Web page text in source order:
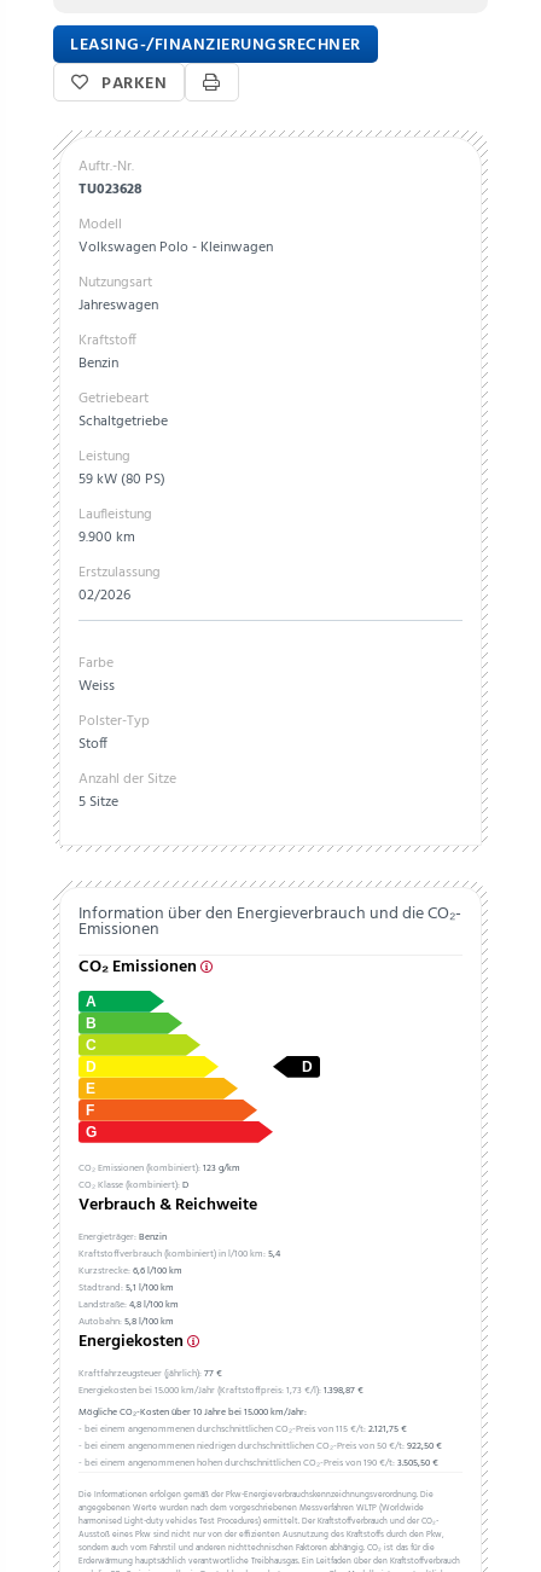
LEASING-/FINANZIERUNGSRECHNER
PARKEN
Auftr.-Nr.
TU023628
Modell
Volkswagen Polo - Kleinwagen
Nutzungsart
Jahreswagen
Kraftstoff
Benzin
Getriebeart
Schaltgetriebe
Leistung
59 kW (80 PS)
Laufleistung
9.900 km
Erstzulassung
02/2026
Farbe
Weiss
Polster-Typ
Stoff
Anzahl der Sitze
5 Sitze
Information über den Energieverbrauch und die CO₂-
Emissionen
CO₂ Emissionen
CO₂ Emissionen (kombiniert):123 g/km
CO₂ Klasse (kombiniert):D
Verbrauch & Reichweite
Energieträger:Benzin
Kraftstoffverbrauch (kombiniert) in l/100 km:5,4
Kurzstrecke:6,6 l/100 km
Stadtrand:5,1 l/100 km
Landstraße:4,8 l/100 km
Autobahn:5,8 l/100 km
Energiekosten
Kraftfahrzeugsteuer (jährlich):77 €
Energiekosten bei 15.000 km/Jahr (Kraftstoffpreis:1,73€/l):1.398,87 €
Mögliche CO₂-Kosten über 10 Jahre bei 15.000 km/Jahr:
- bei einem angenommenen durchschnittlichen CO₂-Preis von 115 €/t:2.121,75 €
- bei einem angenommenen niedrigen durchschnittlichen CO₂-Preis von 50 €/t:922,50 €
- bei einem angenommenen hohen durchschnittlichen CO₂-Preis von 190 €/t:3.505,50 €
Die Informationen erfolgen gemäß der Pkw-Energieverbrauchskennzeichnungsverordnung. Die
angegebenen Werte wurden nach dem vorgeschriebenen Messverfahren WLTP (Worldwide
harmonised Light-duty vehicles Test Procedures) ermittelt. Der Kraftstoffverbrauch und der CO₂-
Ausstoß eines Pkw sind nicht nur von der effizienten Ausnutzung des Kraftstoffs durch den Pkw,
sondern auch vom Fahrstil und anderen nichttechnischen Faktoren abhängig. CO₂ ist das für die
Erderwärmung hauptsächlich verantwortliche Treibhausgas. Ein Leitfaden über den Kraftstoffverbrauch